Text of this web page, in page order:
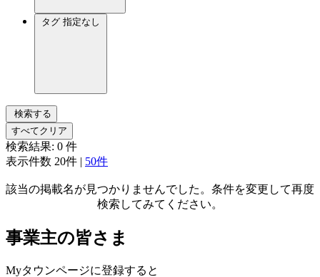
タグ 指定なし
検索する
すべてクリア
検索結果: 0 件
表示件数 20件 | 50件
該当の掲載名が見つかりませんでした。条件を変更して再度
検索してみてください。
事業主の皆さま
Myタウンページに登録すると